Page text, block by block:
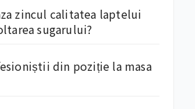
zincul calitatea laptelui
sugarului?
din poziție la masa